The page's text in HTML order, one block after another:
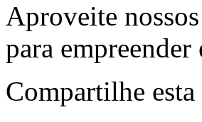
Aproveite
para
Compartilhe